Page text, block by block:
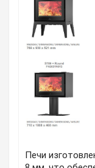
Печи